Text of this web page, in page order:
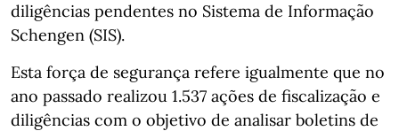
diligências pendentes no Sistema de Informação
Schengen (SIS).
Esta força de segurança refere igualmente que no
ano passado realizou 1.537 ações de fiscalização e
diligências com o objetivo de analisar boletins de